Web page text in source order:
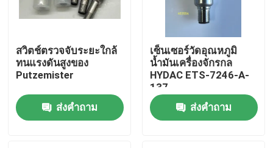
สวิตช์ตรวจจับระยะใกล้
ทนแรงดันสูงของ
Putzemister
ส่งคำถาม
เซ็นเซอร์วัดอุณหภูมิ
น้ำมันเครื่องจักรกล
HYDAC ETS-7246-A-
137
ส่งคำถาม